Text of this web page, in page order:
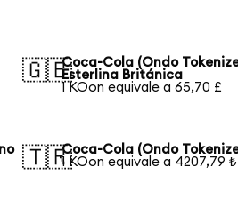
🇬🇧Coca-Cola (Ondo
Esterlina Británica
1 KOon equivale a 65,70 £
🇹🇷Coca-Cola (Ondo
1 KOon equivale a 4207,79 ₺